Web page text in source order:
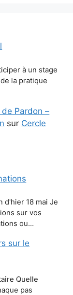
à un stage
la pratique
Pardon –
sur Cercle
d'hier 18 mai Je
sur vos
ou…
sur le
Quelle
pas